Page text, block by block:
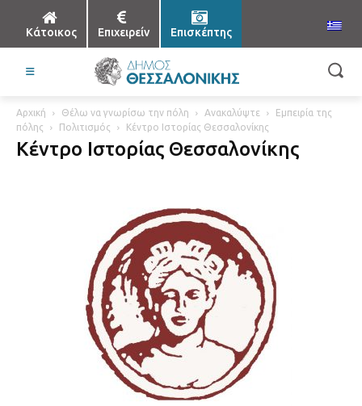
Κάτοικος Επιχειρείν Επισκέπτης
Αρχική Θέλω να γνωρίσω την πόλη Ανακαλύψτε
Εμπειρία της
πόλης
Πολιτισμός Κέντρο Ιστορίας Θεσσαλονίκης
Κέντρο Ιστορίας Θεσσαλονίκης